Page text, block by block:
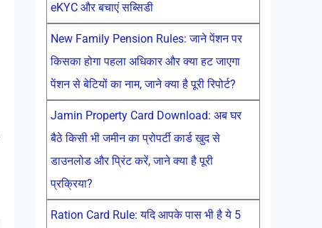
eKYC और बचाएं सब्सिडी
New Family Pension Rules: जाने पेंशन पर
किसका होगा पहला अधिकार और क्या हट जाएगा
पेंशन से बेटियों का नाम, जाने क्या है पूरी रिपोर्ट?
Jamin Property Card Download: अब घर
बैठे किसी भी जमीन का प्रोपर्टी कार्ड खुद से
डाउनलोड और प्रिंट करें, जाने क्या है पूरी
प्रक्रिया?
Ration Card Rule: यदि आपके पास भी है ये 5